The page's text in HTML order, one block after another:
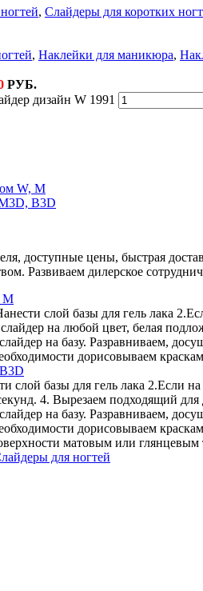
, Слайдеры для коротких
, Наклейки для маникюра,
РУБ.
дизайн W 1991
W, M
М3D, B3D
доступные цены, быстрая
Развиваем дилерское
M
слой базы для гель лака
на любой цвет, белая
на базу. Разравниваем,
дорисовываем
слой базы для гель лака 2.Если
4. Вырезаем подходящий
на базу. Разравниваем,
дорисовываем
матовым или
для ногтей